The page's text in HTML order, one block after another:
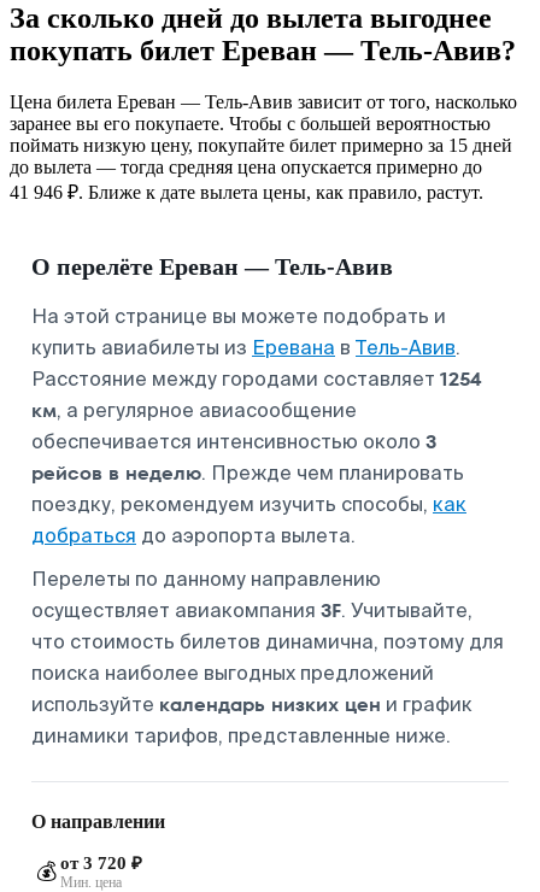
За сколько дней до вылета выгоднее
покупать билет Ереван — Тель-Авив?
Цена билета Ереван — Тель-Авив зависит от того, насколько
заранее вы его покупаете. Чтобы с большей вероятностью
поймать низкую цену, покупайте билет примерно за 15 дней
до вылета — тогда средняя цена опускается примерно до
41 946 ₽. Ближе к дате вылета цены, как правило, растут.
О перелёте Ереван — Тель-Авив
На этой странице вы можете подобрать и
купить авиабилеты из Еревана в Тель-Авив.
Расстояние между городами составляет 1254
км, а регулярное авиасообщение
обеспечивается интенсивностью около 3
рейсов в неделю. Прежде чем планировать
поездку, рекомендуем изучить способы, как
добраться до аэропорта вылета.
Перелеты по данному направлению
осуществляет авиакомпания 3F. Учитывайте,
что стоимость билетов динамична, поэтому для
поиска наиболее выгодных предложений
используйте календарь низких цен и график
динамики тарифов, представленные ниже.
О направлении
💰 от 3 720 ₽
Мин. цена